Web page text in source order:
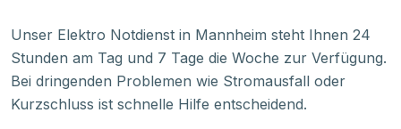
Unser Elektro Notdienst in Mannheim steht Ihnen 24
Stunden am Tag und 7 Tage die Woche zur Verfügung.
Bei dringenden Problemen wie Stromausfall oder
Kurzschluss ist schnelle Hilfe entscheidend.